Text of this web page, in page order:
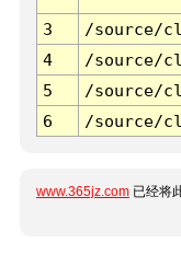
3 /source/
4
/source/
5
/source/
6
/source/
www.365jz.com 已经将